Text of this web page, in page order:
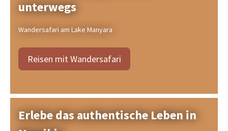
unterwegs
Wandersafari am Lake Manyara
Reisen mit Wandersafari
Erlebe das authentische Leben in